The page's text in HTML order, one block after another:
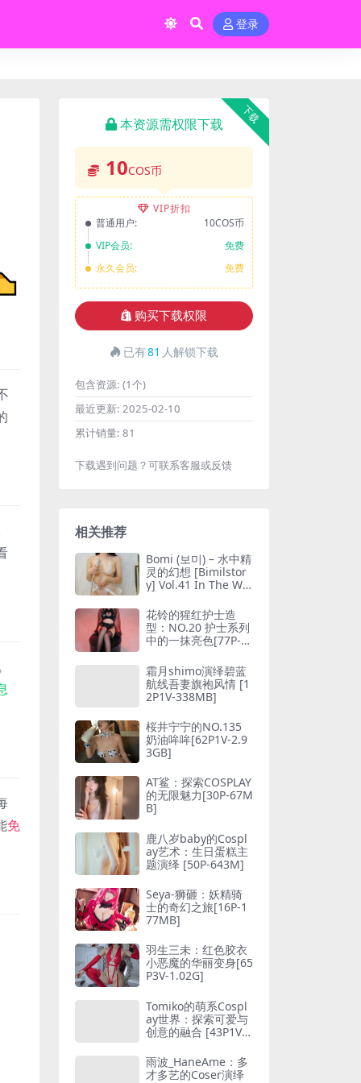
登录
免
下载
本资源需权限下载
10COS币
VIP折扣
普通用户:
10COS币
VIP会员:
免费
永久会员:
免费
购买下载权限
已有81 人解锁下载
包含资源: (1个)
最近更新: 2025-02-10
累计销量: 81
下载遇到问题？可联系客服或反馈
相关推荐
Bomi (보미) – 水中精
灵的幻想 [Bimilstor
y] Vol.41 In The Wat
花铃的猩红护士造
型：NO.20 护士系列
中的一抹亮色[77P-2
霜月shimo演绎碧蓝
航线吾妻旗袍风情 [1
2P1V-338MB]
桜井宁宁的NO.135
奶油哞哞[62P1V-2.9
3GB]
AT鲨：探索COSPLAY
的无限魅力[30P-67M
B]
鹿八岁baby的Cospl
ay艺术：生日蛋糕主
题演绎 [50P-643M]
Seya-狮砸：妖精骑
士的奇幻之旅[16P-1
77MB]
羽生三未：红色胶衣
小恶魔的华丽变身[65
P3V-1.02G]
Tomiko的萌系Cospl
ay世界：探索可爱与
创意的融合 [43P1V-1
雨波_HaneAme：多
才多艺的Coser演绎